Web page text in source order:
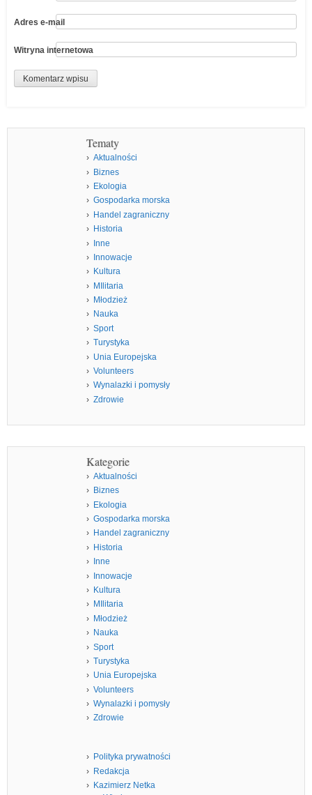
Adres e-mail
Witryna internetowa
Tematy
Aktualności
Biznes
Ekologia
Gospodarka morska
Handel zagraniczny
Historia
Inne
Innowacje
Kultura
MIlitaria
Młodzież
Nauka
Sport
Turystyka
Unia Europejska
Volunteers
Wynalazki i pomysły
Zdrowie
Kategorie
Aktualności
Biznes
Ekologia
Gospodarka morska
Handel zagraniczny
Historia
Inne
Innowacje
Kultura
MIlitaria
Młodzież
Nauka
Sport
Turystyka
Unia Europejska
Volunteers
Wynalazki i pomysły
Zdrowie
Polityka prywatności
Redakcja
Kazimierz Netka